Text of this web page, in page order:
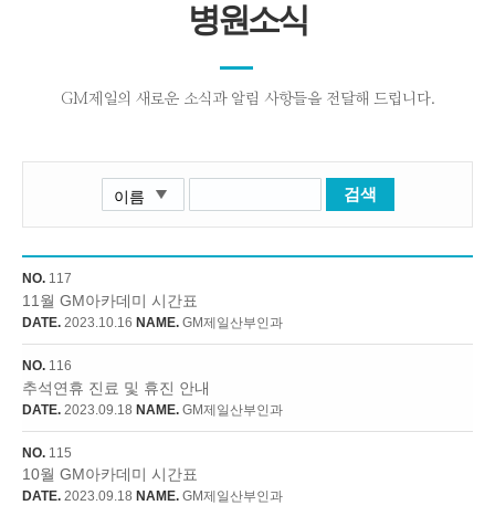
병원소식
GM제일의 새로운 소식과 알림 사항들을 전달해 드립니다.
검색
NO. 117
11월 GM아카데미 시간표
DATE. 2023.10.16 NAME. GM제일산부인과
NO. 116
추석연휴 진료 및 휴진 안내
DATE. 2023.09.18 NAME. GM제일산부인과
NO. 115
10월 GM아카데미 시간표
DATE. 2023.09.18 NAME. GM제일산부인과